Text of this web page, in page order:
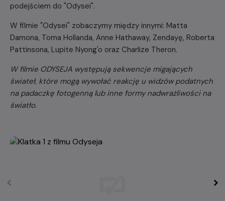
podejściem do "Odysei".
W filmie "Odysei" zobaczymy między innymi: Matta
Damona, Toma Hollanda, Anne Hathaway, Zendayę, Roberta
Pattinsona, Lupite Nyong'o oraz Charlize Theron.
W filmie ODYSEJA występują sekwencje migających
świateł, które mogą wywołać reakcję u widzów podatnych
na padaczkę fotogenną lub inne formy nadwrażliwości na
światło.